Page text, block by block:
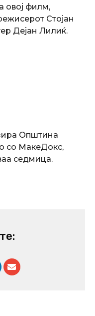
овој филм,
Стојан
Дејан Лилиќ.
Општина
со МакеДокс,
седмица.